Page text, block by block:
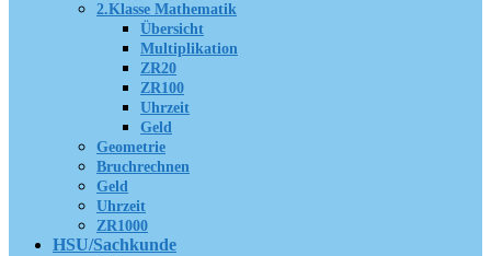
2.Klasse Mathematik
Übersicht
Multiplikation
ZR20
ZR100
Uhrzeit
Geld
Geometrie
Bruchrechnen
Geld
Uhrzeit
ZR1000
HSU/Sachkunde